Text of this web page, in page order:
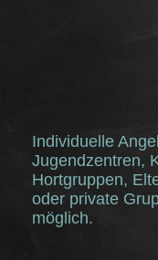
Individuelle
Jugendzentren,
Hortgruppen,
oder private
möglich.